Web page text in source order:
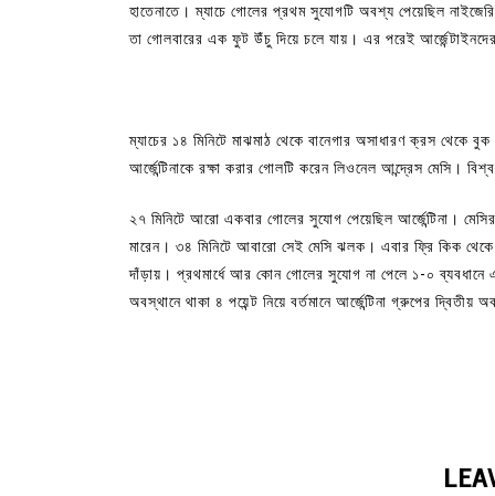
হাতেনাতে। ম্যাচে গোলের প্রথম সুযোগটি অবশ্য পেয়েছিল
তা গোলবারের এক ফুট উঁচু দিয়ে চলে যায়। এর পরেই
ম্যাচের ১৪ মিনিটে মাঝমাঠ থেকে বানেগার অসাধারণ ক্রস থেকে
আর্জেন্টিনাকে রক্ষা করার গোলটি করেন লিওনেল আন্দ্রেস মেসি।
২৭ মিনিটে আরো একবার গোলের সুযোগ পেয়েছিল আর্জেন্টিনা।
মারেন। ৩৪ মিনিটে আবারো সেই মেসি ঝলক। এবার ফ্রি কিক
দাঁড়ায়। প্রথমার্ধে আর কোন গোলের সুযোগ না পেলে ১-০ ব্যবধানে
অবস্থানে থাকা ৪ পয়েন্ট নিয়ে বর্তমানে আর্জেন্টিনা গ্রুপের দ্বিতীয়
In Uncategorized
পদের জন্য ৩৩ জন প্রার্থী ভোটযুদ্ধে
July 30, 2026 0 3 words